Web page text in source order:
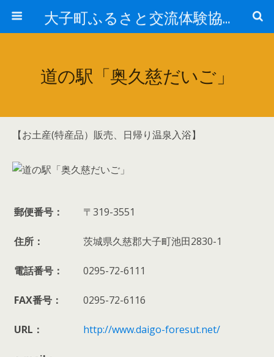
大子町ふるさと交流体験協議会
道の駅「奥久慈だいご」
【お土産(特産品）販売、日帰り温泉入浴】
郵便番号： 〒319-3551
住所： 茨城県久慈郡大子町池田2830-1
電話番号： 0295-72-6111
FAX番号： 0295-72-6116
URL： http://www.daigo-foresut.net/